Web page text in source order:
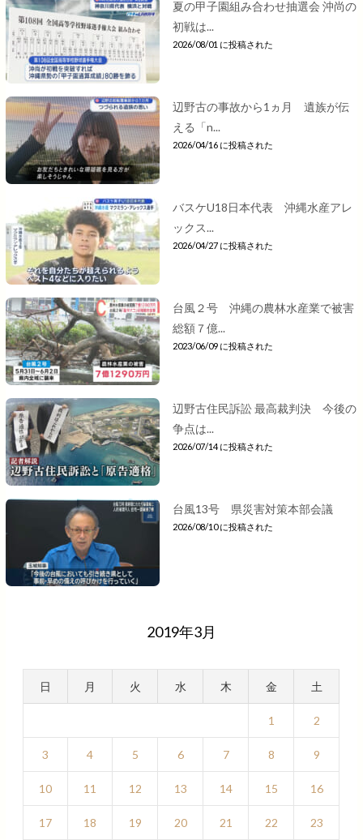
夏の甲子園組み合わせ抽選会 沖尚の
初戦は...
2026/08/01 に投稿された
辺野古の事故から1ヵ月 遺族が伝
える「n...
2026/04/16 に投稿された
バスケU18日本代表 沖縄水産アレ
ックス...
2026/04/27 に投稿された
台風２号 沖縄の農林水産業で被害
総額７億...
2023/06/09 に投稿された
辺野古住民訴訟 最高裁判決 今後の
争点は...
2026/07/14 に投稿された
台風13号 県災害対策本部会議
2026/08/10 に投稿された
2019年3月
日 月 火 水 木 金 土
1 2
3 4 5 6 7 8 9
10 11 12 13 14 15 16
17 18 19 20 21 22 23